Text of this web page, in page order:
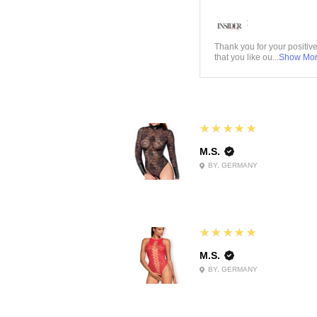
:
Thank you for your
that you like ou...Show
5
★★★★★
M.S.
BY, GERMANY
5
★★★★★
M.S.
BY, GERMANY